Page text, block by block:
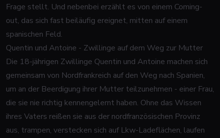
Frage stellt. Und nebenbei erzählt es von einem Coming-
out, das sich fast beiläufig ereignet, mitten auf einem
spanischen Feld.
Quentin und Antoine - Zwillinge auf dem Weg zur Mutter
Die 18-jährigen Zwillinge Quentin und Antoine machen sich
gemeinsam von Nordfrankreich auf den Weg nach Spanien,
um an der Beerdigung ihrer Mutter teilzunehmen - einer Frau,
die sie nie richtig kennengelernt haben. Ohne das Wissen
ihres Vaters reißen sie aus der nordfranzösischen Provinz
aus, trampen, verstecken sich auf Lkw-Ladeflächen, laufen